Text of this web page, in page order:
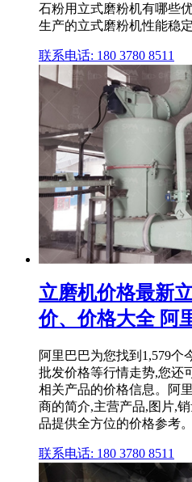
石粉用立式磨粉机有哪些
生产的立式磨粉机性能稳
联系电话: 180 3780 8511
立磨机价格最新
价、价格大全 阿
阿里巴巴为您找到1,579个
批发价格等行情走势,您还
相关产品的价格信息。阿
商的简介,主营产品,图片,
品提供全方位的价格参考。
联系电话: 180 3780 8511